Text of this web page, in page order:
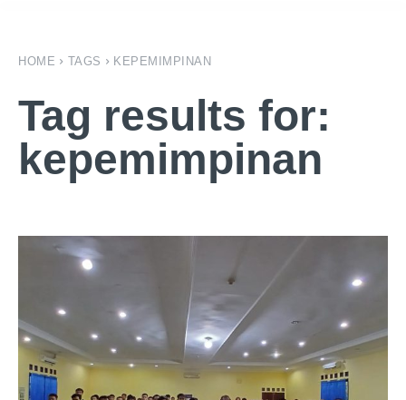
HOME TAGS KEPEMIMPINAN
Tag results for:
kepemimpinan